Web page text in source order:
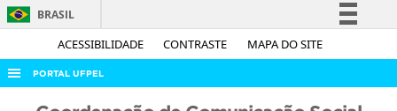
ACESSIBILIDADE CONTRASTE MAPA DO SITE
BRASIL
Simplifique!
PORTAL UFPEL
ACESSO À INFORMAÇÃO